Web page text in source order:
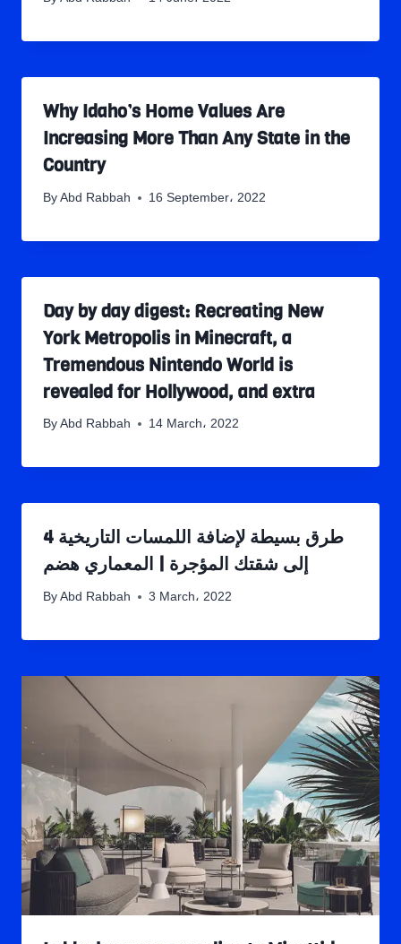
Why Idaho’s Home Values Are
Increasing More Than Any State in the
Country
By Abd Rabbah 16 September، 2022
Day by day digest: Recreating New
York Metropolis in Minecraft, a
Tremendous Nintendo World is
revealed for Hollywood, and extra
By Abd Rabbah 14 March، 2022
4 طرق بسيطة لإضافة اللمسات التاريخية
إلى شقتك المؤجرة | المعماري هضم
By Abd Rabbah 3 March، 2022